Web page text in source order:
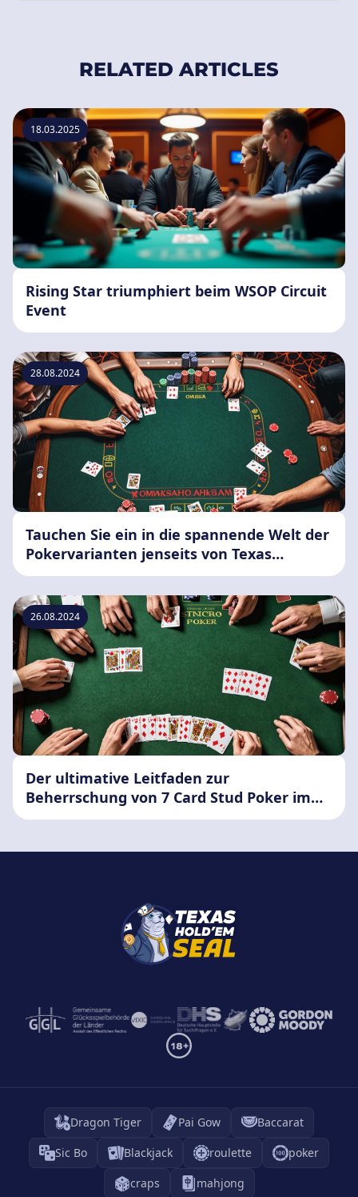
RELATED ARTICLES
18.03.2025
Rising Star triumphiert beim WSOP Circuit
Event
28.08.2024
Tauchen Sie ein in die spannende Welt der
Pokervarianten jenseits von Texas
Hold'Em
26.08.2024
Der ultimative Leitfaden zur
Beherrschung von 7 Card Stud Poker im
Jahr 2024
Dragon Tiger Pai Gow
Baccarat
Sic Bo
Blackjack roulette
poker
craps
mahjong